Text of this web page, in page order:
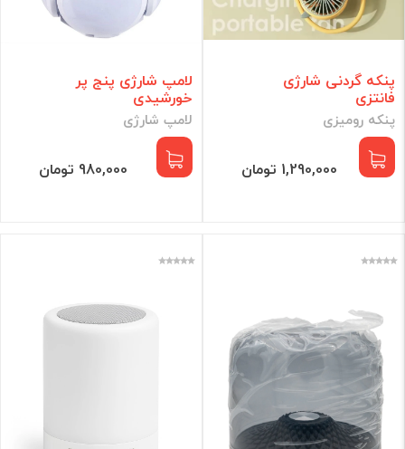
پنکه گردنی شارژی
فانتزی
پنکه رومیزی
1,290,000 تومان
لامپ شارژی پنج پر
خورشیدی
لامپ شارژی
980,000 تومان